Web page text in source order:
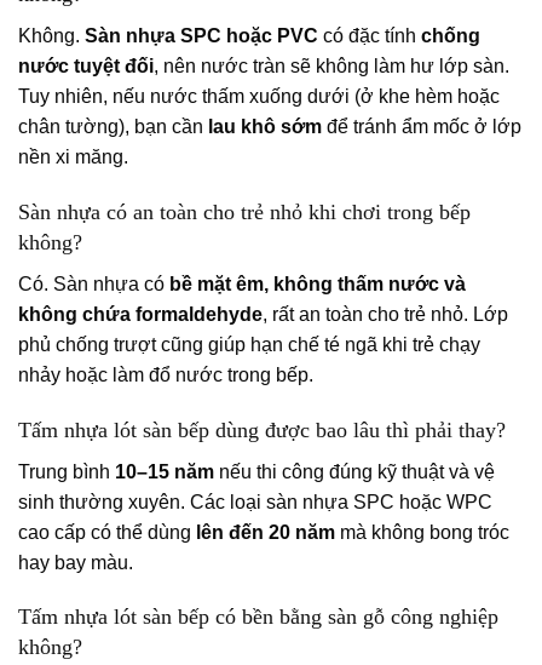
Không. Sàn nhựa SPC hoặc PVC có đặc tính chống
nước tuyệt đối, nên nước tràn sẽ không làm hư lớp sàn.
Tuy nhiên, nếu nước thấm xuống dưới (ở khe hèm hoặc
chân tường), bạn cần lau khô sớm để tránh ẩm mốc ở lớp
nền xi măng.
Sàn nhựa có an toàn cho trẻ nhỏ khi chơi trong bếp
không?
Có. Sàn nhựa có bề mặt êm, không thấm nước và
không chứa formaldehyde, rất an toàn cho trẻ nhỏ. Lớp
phủ chống trượt cũng giúp hạn chế té ngã khi trẻ chạy
nhảy hoặc làm đổ nước trong bếp.
Tấm nhựa lót sàn bếp dùng được bao lâu thì phải thay?
Trung bình 10–15 năm nếu thi công đúng kỹ thuật và vệ
sinh thường xuyên. Các loại sàn nhựa SPC hoặc WPC
cao cấp có thể dùng lên đến 20 năm mà không bong tróc
hay bay màu.
Tấm nhựa lót sàn bếp có bền bằng sàn gỗ công nghiệp
không?